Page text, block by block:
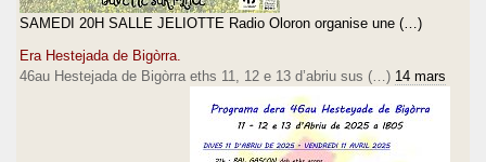
SAMEDI 20H SALLE JELIOTTE Radio Oloron organise une (…)
Era Hestejada de Bigòrra.
46au Hestejada de Bigòrra eths 11, 12 e 13 d’abriu sus (…) 14 mars